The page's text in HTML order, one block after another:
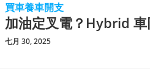
買車養車開支
加油定叉電？Hybrid 車
七月 30, 2025